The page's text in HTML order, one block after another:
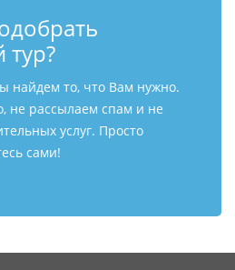
найдем то, что Вам нужно.
не рассылаем спам и не
услуг. Просто
сами!